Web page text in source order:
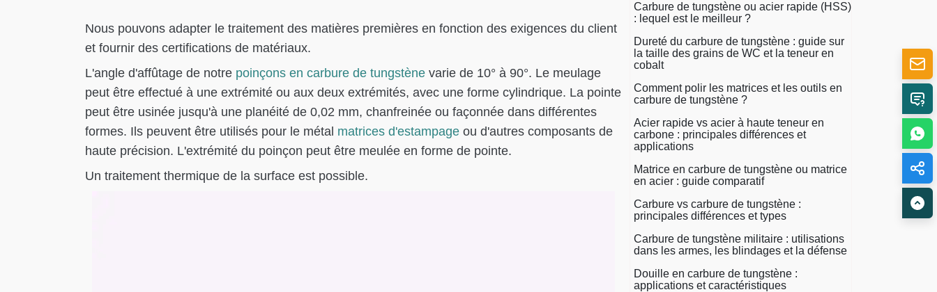
Nous pouvons adapter le traitement des matières premières en fonction des exigences du client
et fournir des certifications de matériaux.
L'angle d'affûtage de notre poinçons en carbure de tungstène varie de 10° à 90°. Le meulage
peut être effectué à une extrémité ou aux deux extrémités, avec une forme cylindrique. La pointe
peut être usinée jusqu'à une planéité de 0,02 mm, chanfreinée ou façonnée dans différentes
formes. Ils peuvent être utilisés pour le métal matrices d'estampage ou d'autres composants de
haute précision. L'extrémité du poinçon peut être meulée en forme de pointe.
Un traitement thermique de la surface est possible.
Carbure de tungstène ou acier rapide (HSS)
: lequel est le meilleur ?
Dureté du carbure de tungstène : guide sur
la taille des grains de WC et la teneur en
cobalt
Comment polir les matrices et les outils en
carbure de tungstène ?
Acier rapide vs acier à haute teneur en
carbone : principales différences et
applications
Matrice en carbure de tungstène ou matrice
en acier : guide comparatif
Carbure vs carbure de tungstène :
principales différences et types
Carbure de tungstène militaire : utilisations
dans les armes, les blindages et la défense
Douille en carbure de tungstène :
applications et caractéristiques